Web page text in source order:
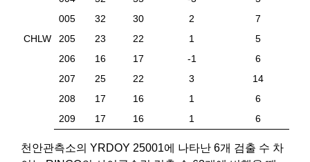
005
32 30 2
7
CHLW
205 23 22 1
5
206
16 17 -1
6
207
25 22 3
14
208
17 16 1
6
209
17 16 1 6
천안관측소의 YRDOY 25001에 나타난 6개 검출 수 차